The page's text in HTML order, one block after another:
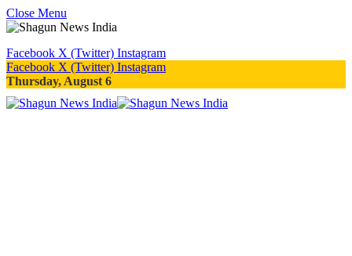
Close Menu
Facebook X (Twitter) Instagram
Facebook X (Twitter) Instagram
Thursday, August 6